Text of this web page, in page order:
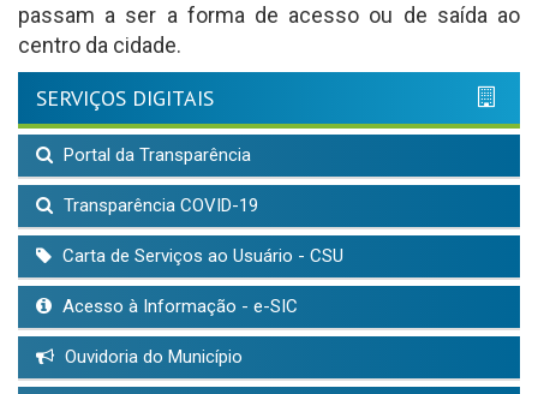
passam a ser a forma de acesso ou de saída ao
centro da cidade.
SERVIÇOS DIGITAIS
Portal da Transparência
Transparência COVID-19
Carta de Serviços ao Usuário - CSU
Acesso à Informação - e-SIC
Ouvidoria do Município